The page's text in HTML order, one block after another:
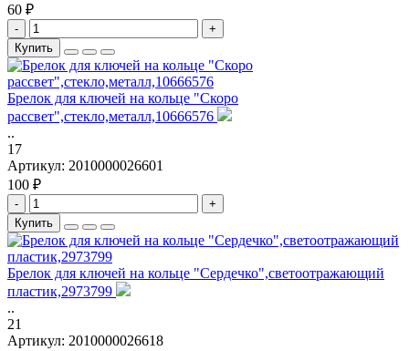
60 ₽
-
+
Купить
Брелок для ключей на кольце "Скоро
рассвет",стекло,металл,10666576
..
17
Артикул: 2010000026601
100 ₽
-
+
Купить
Брелок для ключей на кольце "Сердечко",светоотражающий
пластик,2973799
..
21
Артикул: 2010000026618